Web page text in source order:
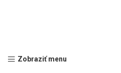
Zobraziť menu